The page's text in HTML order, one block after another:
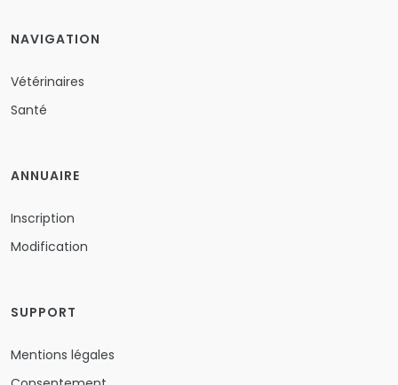
NAVIGATION
Vétérinaires
Santé
ANNUAIRE
Inscription
Modification
SUPPORT
Mentions légales